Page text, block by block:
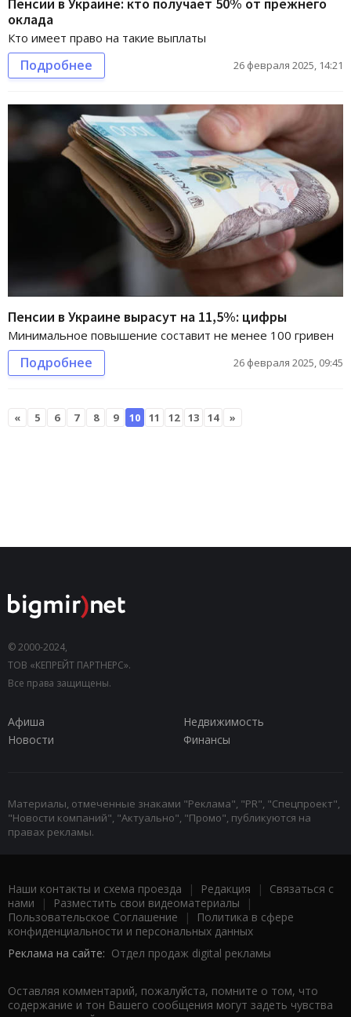
Пенсии в Украине: кто получает 50% от прежнего
оклада
Кто имеет право на такие выплаты
Подробнее 26 февраля 2025, 14:21
Пенсии в Украине вырасут на 11,5%: цифры
Минимальное повышение составит не менее 100 гривен
Подробнее 26 февраля 2025, 09:45
« 5 6 7 8 9 10 11 12 13 14 »
© 2000-2024,
ТОВ «КЕПРЕЙТ ПАРТНЕРС».
Все права защищены.
Афиша
Недвижимость
Новости
Финансы
Материалы, отмеченные знаками "Реклама", "PR", "Спецпроект",
"Новости компаний", "Актуально", "Промо", публикуются на
правах рекламы.
Наши контакты и схема проезда | Редакция | Связаться с
нами | Разместить свои видеоматериалы |
Пользовательское Соглашение |
Политика в сфере
конфиденциальности и персональных данных
Реклама на сайте: Отдел продаж digital рекламы
Оставляя комментарий, пожалуйста, помните о том, что
содержание и тон Вашего сообщения могут задеть чувства